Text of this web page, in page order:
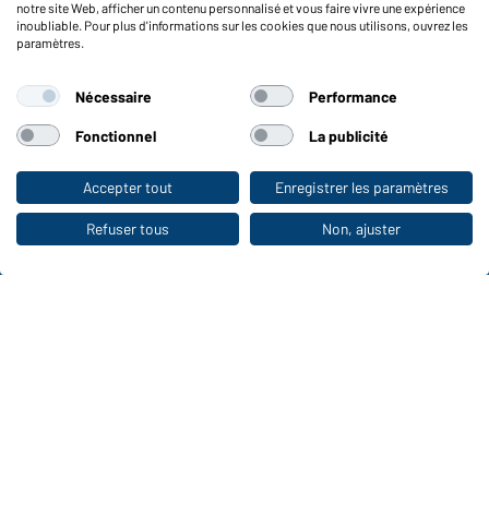
Vers la boutique pour particuliers
Reporting system according to whistleblower protection act
Caractéristiques du produit
Conseils d'entretien
Tailles
Couleurs
WORKWEAR COLLECTION
notre site Web, afficher un contenu personnalisé et vous faire vivre une expérience
inoubliable. Pour plus d'informations sur les cookies que nous utilisons, ouvrez les
paramètres.
Nécessaire Performance
Fonctionnel La publicité
Accepter tout Enregistrer les paramètres
Refuser tous Non, ajuster